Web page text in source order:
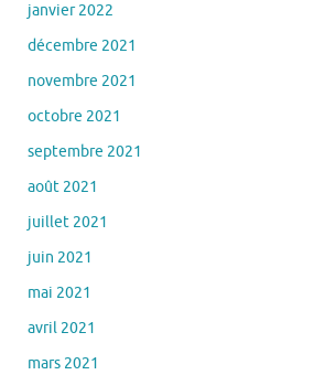
janvier 2022
décembre 2021
novembre 2021
octobre 2021
septembre 2021
août 2021
juillet 2021
juin 2021
mai 2021
avril 2021
mars 2021